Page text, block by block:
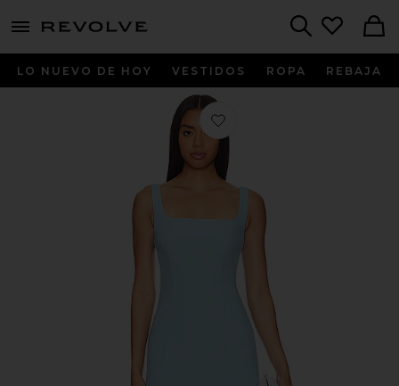
menu - shows more content
LO NUEVO DE HOY VESTIDOS ROPA REBAJA
Favorito VESTIDO AUGUSTINE